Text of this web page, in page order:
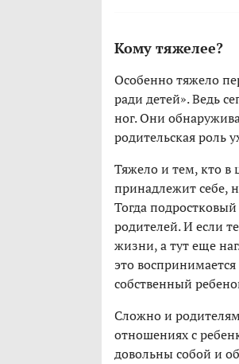
Кому тяжелее?
Особенно тяжело
ради детей». Ведь
ног. Они
родительская роль
Тяжело и тем, кто в
принадлежит себе,
Тогда
родителей. И если
жизни, а тут еще
это
собственный
Сложно и
отношениях с
довольны собой и